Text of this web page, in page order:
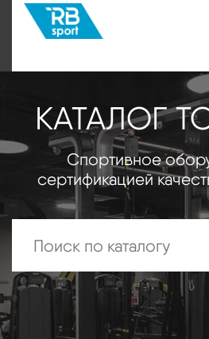
КАТАЛОГ
Спортивное
сертификацией